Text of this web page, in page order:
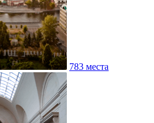
783 места